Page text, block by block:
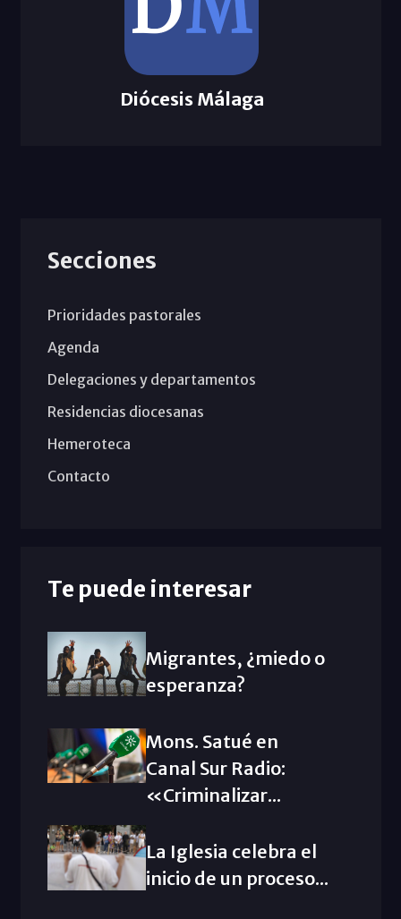
Diócesis Málaga
Secciones
Prioridades pastorales
Agenda
Delegaciones y departamentos
Residencias diocesanas
Hemeroteca
Contacto
Te puede interesar
Migrantes, ¿miedo o
esperanza?
Mons. Satué en
Canal Sur Radio:
«Criminalizar...
La Iglesia celebra el
inicio de un proceso...